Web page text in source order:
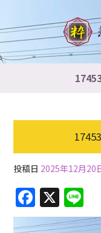
投稿日 2025年12月20
F
a
X
n